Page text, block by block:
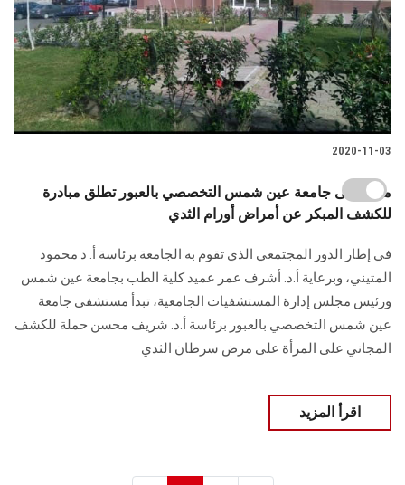
2020-11-03
مستشفى جامعة عين شمس التخصصي بالعبور تطلق مبادرة
للكشف المبكر عن أمراض أورام الثدي
في إطار الدور المجتمعي الذي تقوم به الجامعة برئاسة أ. د محمود
المتيني، وبرعاية أ.د. أشرف عمر عميد كلية الطب بجامعة عين شمس
ورئيس مجلس إدارة المستشفيات الجامعية، تبدأ مستشفى جامعة
عين شمس التخصصي بالعبور برئاسة أ.د. شريف محسن حملة للكشف
المجاني على المرأة على مرض سرطان الثدي
اقرأ المزيد